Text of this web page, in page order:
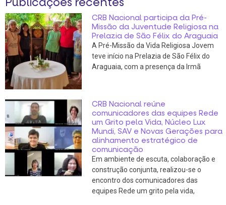
CRB Nacional participa da Pré-
Missão da Juventude Religiosa na
Prelazia de São Félix do Araguaia
A Pré-Missão da Vida Religiosa Jovem
teve início na Prelazia de São Félix do
Araguaia, com a presença da Irmã
CRB Nacional reúne
comunicadores das equipes Rede
um Grito pela Vida, Núcleo Lux
Mundi, SAV e Novas Gerações para
alinhamento estratégico de
comunicação
Em ambiente de escuta, colaboração e
construção conjunta, realizou-se o
encontro dos comunicadores das
equipes Rede um grito pela vida,